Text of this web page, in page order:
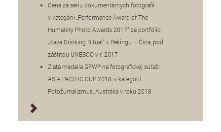
Cena za sériu dokumentárnych fotografií
v kategórii „Performance Award of The
Humanity Photo Awards 2017“ za portfólio
„Kava Drinking Ritual“ v Pekingu – Čína, pod
záštitou UNESCO v r. 2017
Zlatá medaila GFWP na fotografickej súťaži
ASIA PACIFIC CUP 2018, v kategórii
Fotožurnalizmus, Austrália v roku 2018